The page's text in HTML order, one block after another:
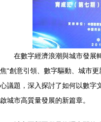
在數字經濟浪潮與城市發展
焦“創意引領、數字驅動、城市
心議題，深入探討了如何以數字
啟城市高質量發展的新篇章。